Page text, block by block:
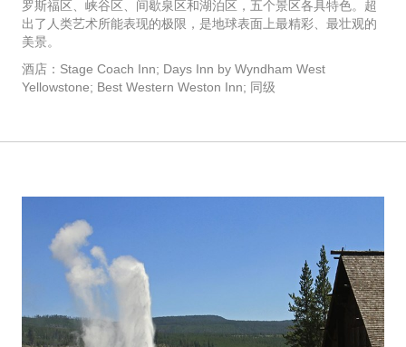
罗斯福区、峡谷区、间歇泉区和湖泊区，五个景区各具特色。超
出了人类艺术所能表现的极限，是地球表面上最精彩、最壮观的
美景。
酒店：Stage Coach Inn; Days Inn by Wyndham West
Yellowstone; Best Western Weston Inn; 同级